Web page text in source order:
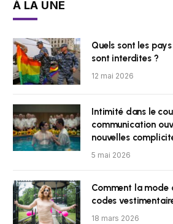
À LA UNE
Quels sont les
sont interdites ?
12 mai 2026
Intimité dans le
communication
nouvelles
5 mai 2026
Comment la mode
codes
18 mars 2026